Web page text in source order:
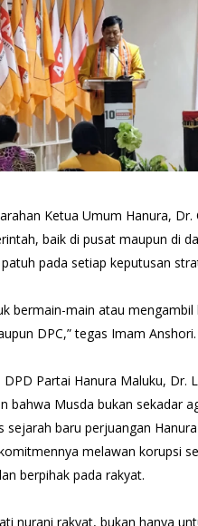
Ketua Umum Hanura,
baik di pusat maupun di
pada setiap keputusan
bermain-main atau
DPC,” tegas Imam Anshori.
Partai Hanura Maluku, Dr.
bahwa Musda bukan sekadar
baru perjuangan
melawan korupsi
berpihak pada rakyat.
nurani rakyat, bukan hanya